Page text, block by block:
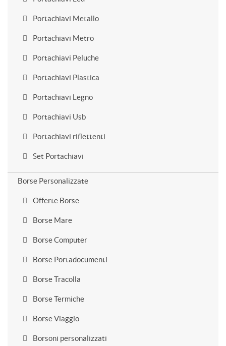
Portachiavi Metallo
Portachiavi Metro
Portachiavi Peluche
Portachiavi Plastica
Portachiavi Legno
Portachiavi Usb
Portachiavi riflettenti
Set Portachiavi
Borse Personalizzate
Offerte Borse
Borse Mare
Borse Computer
Borse Portadocumenti
Borse Tracolla
Borse Termiche
Borse Viaggio
Borsoni personalizzati